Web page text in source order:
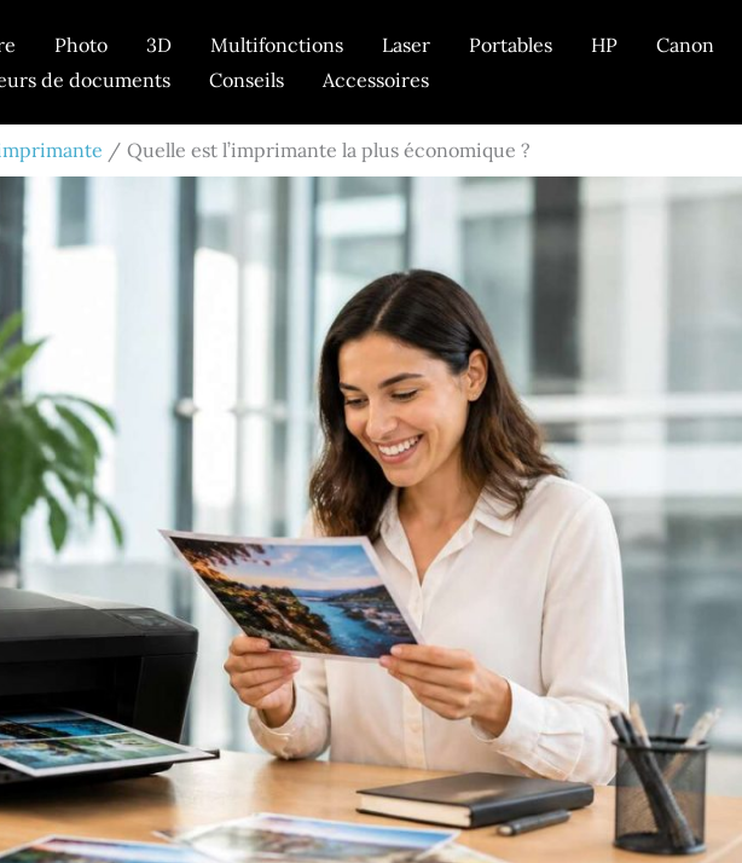
Photo 3D Multifonctions Laser Portables HP Canon
de documents
Conseils Accessoires
Quelle est l’imprimante la plus économique ?